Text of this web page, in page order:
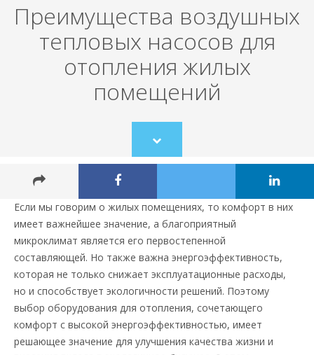
Преимущества воздушных
тепловых насосов для
отопления жилых
помещений
Scroll
to
Если мы говорим о жилых помещениях, то комфорт в них
имеет важнейшее значение, а благоприятный
микроклимат является его первостепенной
составляющей. Но также важна энергоэффективность,
которая не только снижает эксплуатационные расходы,
но и способствует экологичности решений. Поэтому
выбор оборудования для отопления, сочетающего
комфорт с высокой энергоэффективностью, имеет
решающее значение для улучшения качества жизни и